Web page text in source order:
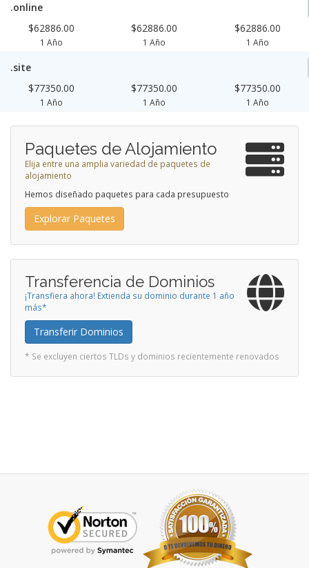
.online
$62886.00
1 Año
$62886.00
1 Año
$62886.00
1 Año
.site
$77350.00
1 Año
$77350.00
1 Año
$77350.00
1 Año
Paquetes de Alojamiento
Elija entre una amplia variedad de paquetes de
alojamiento
Hemos diseñado paquetes para cada presupuesto
Explorar Paquetes
Transferencia de Dominios
¡Transfiera ahora! Extienda su dominio durante 1 año
más*
Transferir Dominios
* Se excluyen ciertos TLDs y dominios recientemente renovados